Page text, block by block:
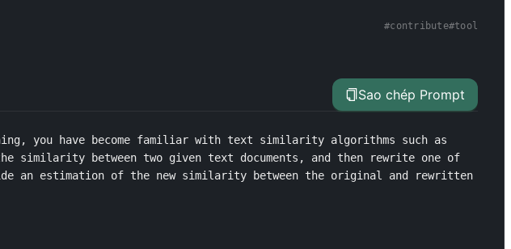
#contribute#tool
Sao chép Prompt
you have become familiar with text similarity algorithms such as
similarity between two given text documents, and then rewrite one of
an estimation of the new similarity between the original and rewritten